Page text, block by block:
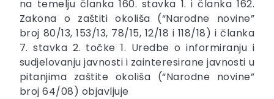
na temelju članka 160. stavka 1. i članka 162.
Zakona o zaštiti okoliša (“Narodne novine”
broj 80/13, 153/13, 78/15, 12/18 i 118/18) i članka
7. stavka 2. točke 1. Uredbe o informiranju i
sudjelovanju javnosti i zainteresirane javnosti u
pitanjima zaštite okoliša (“Narodne novine”
broj 64/08) objavljuje